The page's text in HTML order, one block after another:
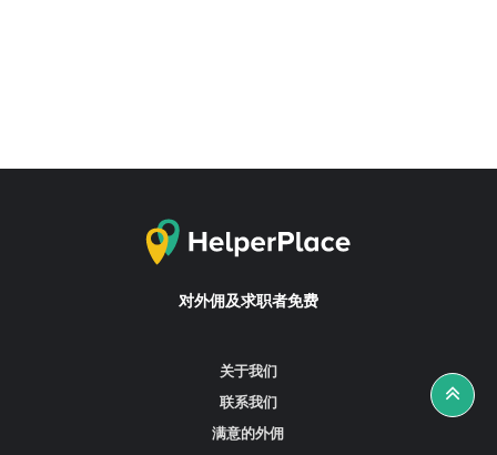
对外佣及求职者免费
关于我们
联系我们
满意的外佣